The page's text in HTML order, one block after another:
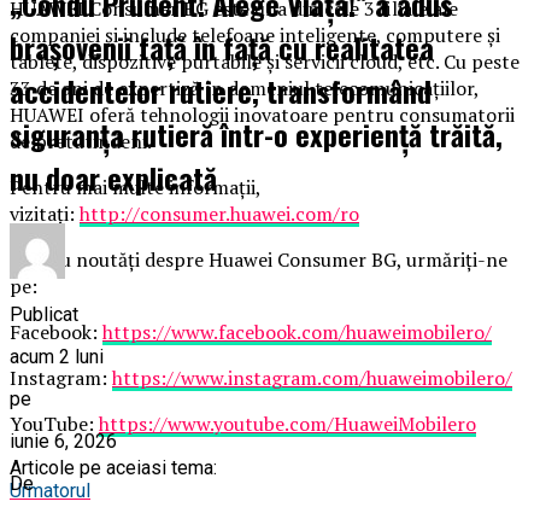
HUAWEI Consumer BG este una din cele 3 filiale ale
companiei și include telefoane inteligente, computere și
tablete, dispozitive purtabile și servicii cloud, etc. Cu peste
33 de ani de expertiză în domeniul telecomunicațiilor,
HUAWEI oferă tehnologii inovatoare pentru consumatorii
de pretutindeni.
Pentru mai multe informații,
vizitați:http://consumer.huawei.com/ro
Pentru noutăți despre Huawei Consumer BG, urmăriți-ne
pe:
Facebook:https://www.facebook.com/huaweimobilero/
Instagram:https://www.instagram.com/huaweimobilero/
YouTube:https://www.youtube.com/HuaweiMobilero
Articole pe aceiasi tema:
Urmatorul
brașovenii față în față cu realitatea
accidentelor rutiere, transformând
siguranța rutieră într-o experiență trăită,
nu doar explicată
Publicat
acum 2 luni
pe
iunie 6, 2026
De